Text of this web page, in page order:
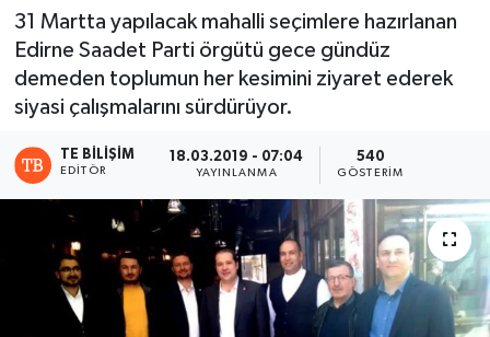
31 Martta yapılacak mahalli seçimlere hazırlanan
Edirne Saadet Parti örgütü gece gündüz
demeden toplumun her kesimini ziyaret ederek
siyasi çalışmalarını sürdürüyor.
TE BILIŞIM
EDITÖR
18.03.2019 - 07:04
YAYINLANMA
540
GÖSTERIM
SAĞLIK
Son Dakika Haberleri
Haber Arşivi